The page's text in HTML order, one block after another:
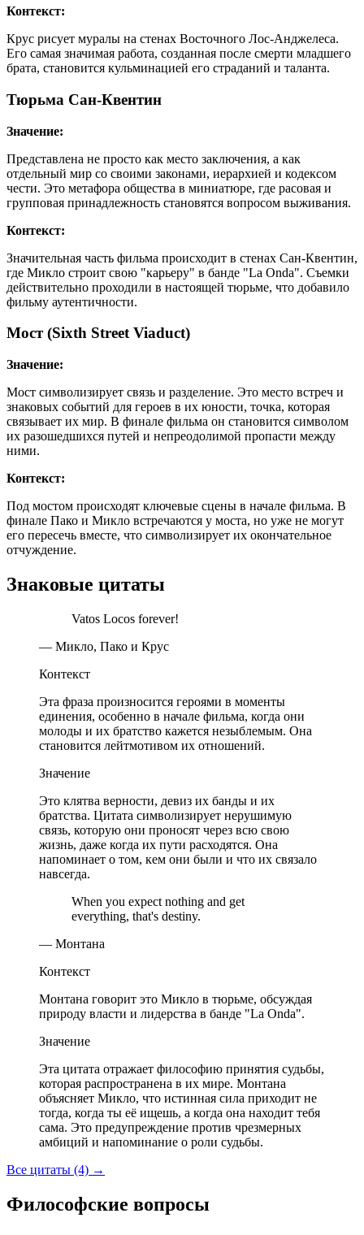
Контекст:
Крус рисует муралы на стенах Восточного Лос-Анджелеса.
Его самая значимая работа, созданная после смерти младшего
брата, становится кульминацией его страданий и таланта.
Тюрьма Сан-Квентин
Значение:
Представлена не просто как место заключения, а как
отдельный мир со своими законами, иерархией и кодексом
чести. Это метафора общества в миниатюре, где расовая и
групповая принадлежность становятся вопросом выживания.
Контекст:
Значительная часть фильма происходит в стенах Сан-Квентин,
где Микло строит свою "карьеру" в банде "La Onda". Съемки
действительно проходили в настоящей тюрьме, что добавило
фильму аутентичности.
Мост (Sixth Street Viaduct)
Значение:
Мост символизирует связь и разделение. Это место встреч и
знаковых событий для героев в их юности, точка, которая
связывает их мир. В финале фильма он становится символом
их разошедшихся путей и непреодолимой пропасти между
ними.
Контекст:
Под мостом происходят ключевые сцены в начале фильма. В
финале Пако и Микло встречаются у моста, но уже не могут
его пересечь вместе, что символизирует их окончательное
отчуждение.
Знаковые цитаты
Vatos Locos forever!
— Микло, Пако и Крус
Контекст
Эта фраза произносится героями в моменты
единения, особенно в начале фильма, когда они
молоды и их братство кажется незыблемым. Она
становится лейтмотивом их отношений.
Значение
Это клятва верности, девиз их банды и их
братства. Цитата символизирует нерушимую
связь, которую они проносят через всю свою
жизнь, даже когда их пути расходятся. Она
напоминает о том, кем они были и что их связало
навсегда.
When you expect nothing and get
everything, that's destiny.
— Монтана
Контекст
Монтана говорит это Микло в тюрьме, обсуждая
природу власти и лидерства в банде "La Onda".
Значение
Эта цитата отражает философию принятия судьбы,
которая распространена в их мире. Монтана
объясняет Микло, что истинная сила приходит не
тогда, когда ты её ищешь, а когда она находит тебя
сама. Это предупреждение против чрезмерных
амбиций и напоминание о роли судьбы.
Все цитаты (4) →
Философские вопросы